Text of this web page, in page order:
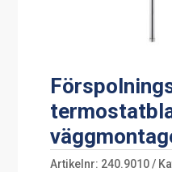
Artikelnr: 240.9010